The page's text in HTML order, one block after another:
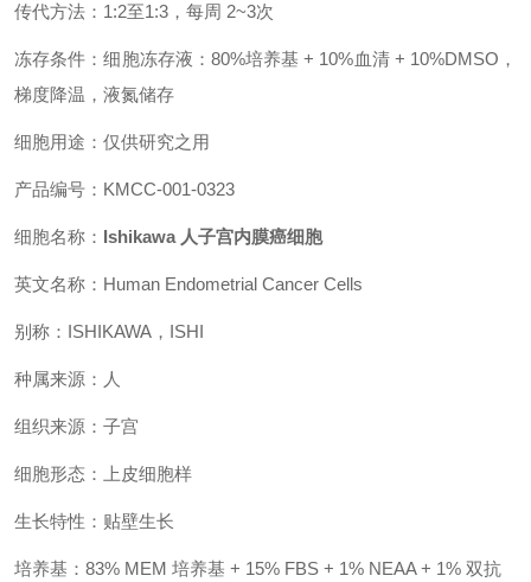
传代方法：1:2至1:3，每周 2~3次
冻存条件：细胞冻存液：80%培养基 + 10%血清 + 10%DMSO，
梯度降温，液氮储存
细胞用途：仅供研究之用
产品编号：KMCC-001-0323
细胞名称： Ishikawa 人子宫内膜癌细胞
英文名称：Human Endometrial Cancer Cells
别称：ISHIKAWA，ISHI
种属来源：人
组织来源：子宫
细胞形态：上皮细胞样
生长特性：贴壁生长
培养基：83% MEM 培养基 + 15% FBS + 1% NEAA + 1% 双抗